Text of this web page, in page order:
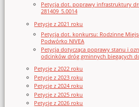
Petycja dot. poprawy infrastruktury
281409_5.0014
Petycje z 2021 roku
Petycja dot. konkursu: Rodzinne
Podwórko NIVEA
Petycja dotycząca poprawy stanu i
odcinków dróg gminnych biegących
Petycje z 2022 roku
Petycje z 2023 roku
Petycje z 2024 roku
Petycje z 2025 roku
Petycje z 2026 roku